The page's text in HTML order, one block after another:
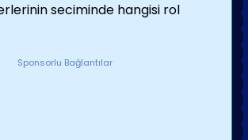
seciminde hangisi rol
Sponsorlu Bağlantılar